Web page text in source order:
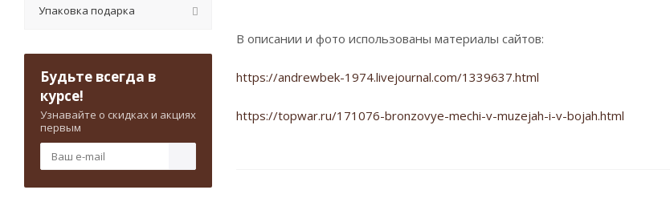
В описании и фото использованы материалы сайтов:
https://andrewbek-1974.livejournal.com/1339637.html
https://topwar.ru/171076-bronzovye-mechi-v-muzejah-i-v-bojah.html
Упаковка подарка
Будьте всегда в
курсе!
Узнавайте о скидках и акциях
первым